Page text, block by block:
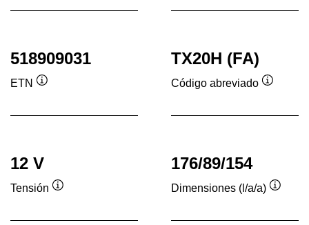
518909031
ETN
herramientas
TX20H (FA)
Código abreviado
12 V
Tensión
176/89/154
Dimensiones (l/a/a)